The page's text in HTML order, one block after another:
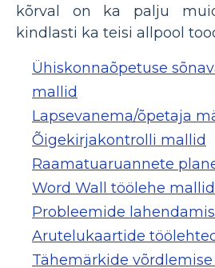
kõrval on ka palju
kindlasti ka teisi allpool
Ühiskonnaõpetuse
mallid
Lapsevanema/õpetaja
Õigekirjakontrolli mallid
Raamatuaruannete
Word Wall töölehe mallid
Probleemide
Arutelukaartide
Tähemärkide